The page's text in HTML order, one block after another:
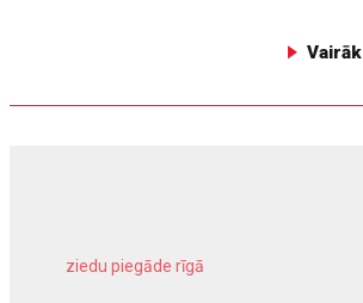
Vairāk
ziedu piegāde rīgā